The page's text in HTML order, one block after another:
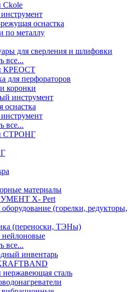
Ckole
оснастка
по металлу
для сверления и шлифовки
все...
КРЕОСТ
для перфораторов
коронки
инструмент
оснастка
все...
СТРОНГ
материалы
X- Pert
оборудование (горелки, редукторы,
(переноски, ТЭНы)
все...
инвентарь
сталь